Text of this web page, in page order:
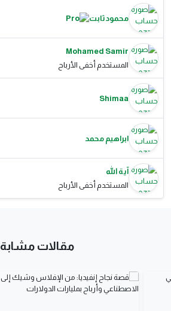
محمود ثابت
Mohamed Samir
المستخدم أخفى الأرباح
Shimaa
ابراهيم محمد
آية الله
المستخدم أخفى الأرباح
مقالات مشابة